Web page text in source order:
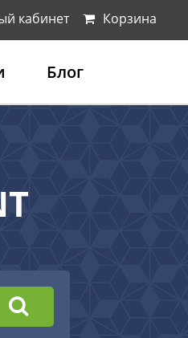
кабинет Корзина
Блог